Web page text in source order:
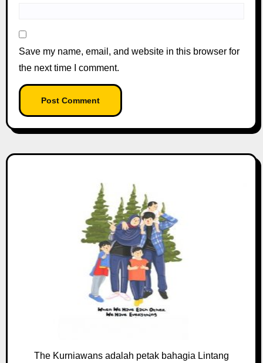
Save my name, email, and website in this browser for
the next time I comment.
The Kurniawans adalah petak bahagia Lintang